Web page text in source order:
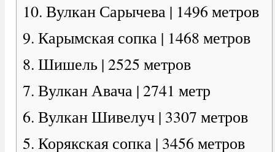
10. Вулкан Сарычева | 1496 метров
9. Карымская сопка | 1468 метров
8. Шишель | 2525 метров
7. Вулкан Авача | 2741 метр
6. Вулкан Шивелуч | 3307 метров
5. Корякская сопка | 3456 метров